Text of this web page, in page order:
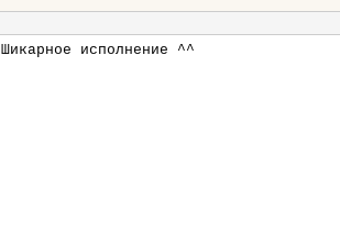
Шикарное исполнение ^^